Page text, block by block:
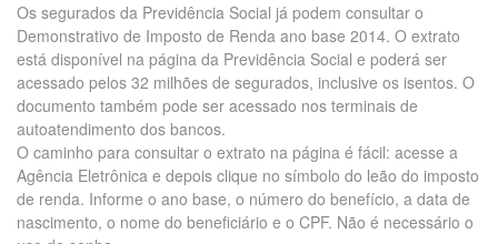
Os segurados da Previdência Social já podem consultar o
Demonstrativo de Imposto de Renda ano base 2014. O extrato
está disponível na página da Previdência Social e poderá ser
acessado pelos 32 milhões de segurados, inclusive os isentos. O
documento também pode ser acessado nos terminais de
autoatendimento dos bancos.
O caminho para consultar o extrato na página é fácil: acesse a
Agência Eletrônica e depois clique no símbolo do leão do imposto
de renda. Informe o ano base, o número do benefício, a data de
nascimento, o nome do beneficiário e o CPF. Não é necessário o